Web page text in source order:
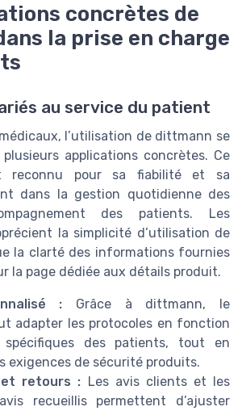
concrètes de
la prise en charge
au service du patient
l’utilisation de dittmann se
applications concrètes. Ce
reconnu pour sa fiabilité et sa
dans la gestion quotidienne des
des patients. Les
la simplicité d’utilisation de
la clarté des informations fournies
la page dédiée aux détails produit.
: Grâce à dittmann, le
adapter les protocoles en fonction
spécifiques des patients, tout en
exigences de sécurité produits.
et retours : Les avis clients et les
recueillis permettent d’ajuster